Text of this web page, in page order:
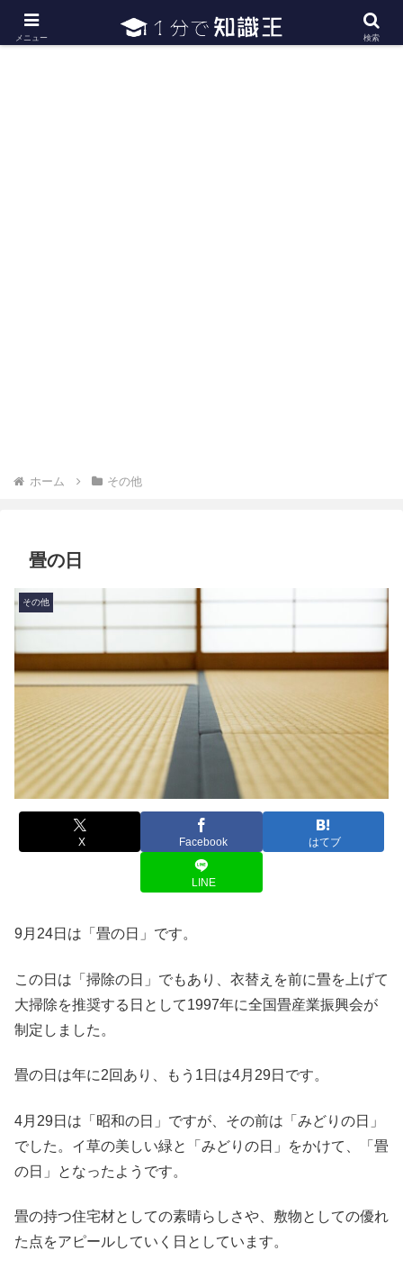
日常で必要な常識・知識や雑学・豆知識を幅広く紹介
ホーム その他
畳の日
その他
X Facebook はてブ
LINE
9月24日は「畳の日」です。
この日は「掃除の日」でもあり、衣替えを前に畳を上げて
大掃除を推奨する日として1997年に全国畳産業振興会が
制定しました。
畳の日は年に2回あり、もう1日は4月29日です。
4月29日は「昭和の日」ですが、その前は「みどりの日」
でした。イ草の美しい緑と「みどりの日」をかけて、「畳
の日」となったようです。
畳の持つ住宅材としての素晴らしさや、敷物としての優れ
た点をアピールしていく日としています。
メニュー 検索